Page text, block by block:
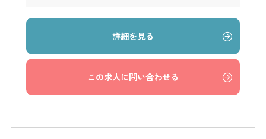
詳細を見る
この求人に問い合わせる